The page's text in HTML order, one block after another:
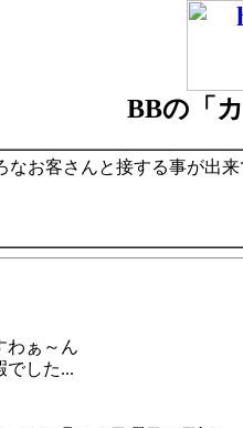
BBの「
なお客さんと接する事が出
わぁ～ん
でした...